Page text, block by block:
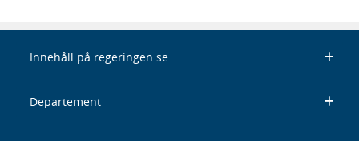
Innehåll på regeringen.se
Departement